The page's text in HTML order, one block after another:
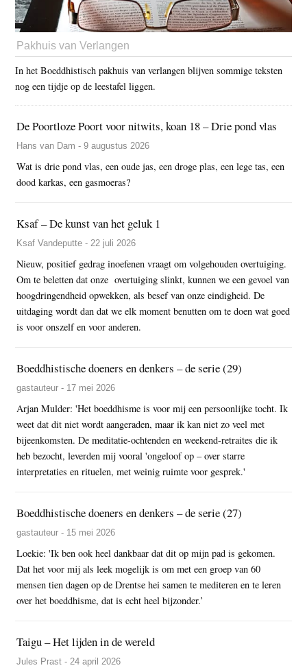
Pakhuis van Verlangen
In het Boeddhistisch pakhuis van verlangen blijven sommige teksten
nog een tijdje op de leestafel liggen.
De Poortloze Poort voor nitwits, koan 18 – Drie pond vlas
Hans van Dam - 9 augustus 2026
Wat is drie pond vlas, een oude jas, een droge plas, een lege tas, een
dood karkas, een gasmoeras?
Ksaf – De kunst van het geluk 1
Ksaf Vandeputte - 22 juli 2026
Nieuw, positief gedrag inoefenen vraagt om volgehouden overtuiging.
Om te beletten dat onze overtuiging slinkt, kunnen we een gevoel van
hoogdringendheid opwekken, als besef van onze eindigheid. De
uitdaging wordt dan dat we elk moment benutten om te doen wat goed
is voor onszelf en voor anderen.
Boeddhistische doeners en denkers – de serie (29)
gastauteur - 17 mei 2026
Arjan Mulder: 'Het boeddhisme is voor mij een persoonlijke tocht. Ik
weet dat dit niet wordt aangeraden, maar ik kan niet zo veel met
bijeenkomsten. De meditatie-ochtenden en weekend-retraites die ik
heb bezocht, leverden mij vooral 'ongeloof op – over starre
interpretaties en rituelen, met weinig ruimte voor gesprek.'
Boeddhistische doeners en denkers – de serie (27)
gastauteur - 15 mei 2026
Loekie: 'Ik ben ook heel dankbaar dat dit op mijn pad is gekomen.
Dat het voor mij als leek mogelijk is om met een groep van 60
mensen tien dagen op de Drentse hei samen te mediteren en te leren
over het boeddhisme, dat is echt heel bijzonder.’
Taigu – Het lijden in de wereld
Jules Prast - 24 april 2026